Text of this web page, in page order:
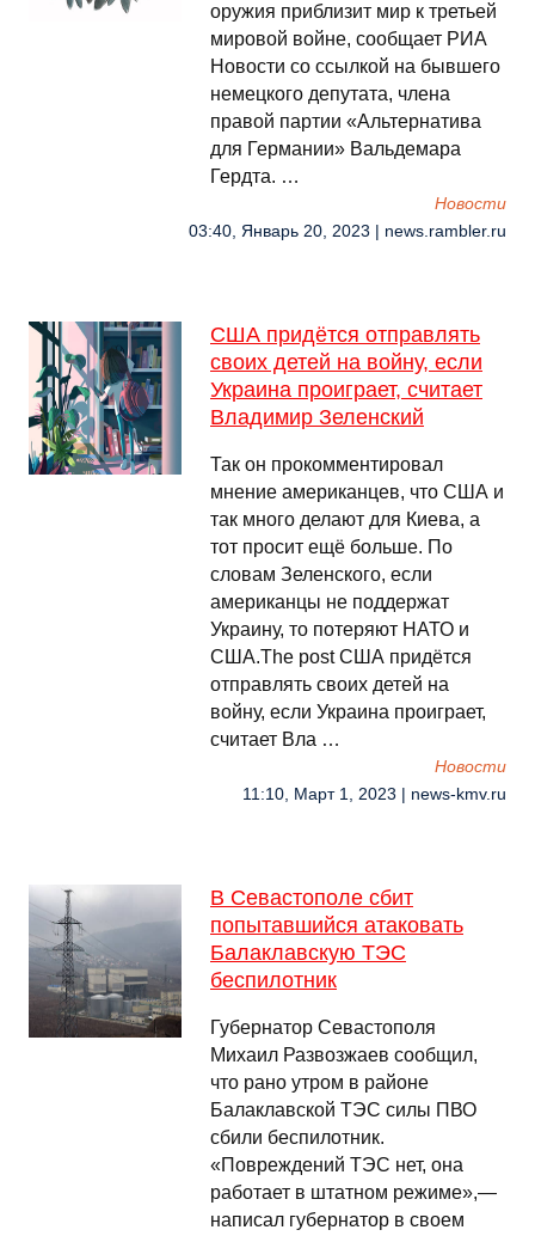
оружия приблизит мир к третьей
мировой войне, сообщает РИА
Новости со ссылкой на бывшего
немецкого депутата, члена
правой партии «Альтернатива
для Германии» Вальдемара
Гердта. …
Новости
03:40, Январь 20, 2023 | news.rambler.ru
США придётся отправлять
своих детей на войну, если
Украина проиграет, считает
Владимир Зеленский
Так он прокомментировал
мнение американцев, что США и
так много делают для Киева, а
тот просит ещё больше. По
словам Зеленского, если
американцы не поддержат
Украину, то потеряют НАТО и
США.The post США придётся
отправлять своих детей на
войну, если Украина проиграет,
считает Вла …
Новости
11:10, Март 1, 2023 | news-kmv.ru
В Севастополе сбит
попытавшийся атаковать
Балаклавскую ТЭС
беспилотник
Губернатор Севастополя
Михаил Развозжаев сообщил,
что рано утром в районе
Балаклавской ТЭС силы ПВО
сбили беспилотник.
«Повреждений ТЭС нет, она
работает в штатном режиме»,—
написал губернатор в своем